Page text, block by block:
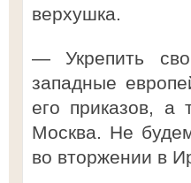
верхушка.
— Укрепить
западные
его приказов, а
Москва. Не
во вторжении в